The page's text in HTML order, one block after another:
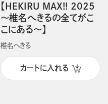
【HEKIRU MAX!! 2025
～椎名へきるの全てがこ
こにある～】
椎名へきる
カートに入れる